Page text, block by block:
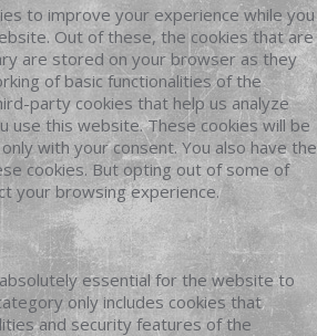
to improve your experience while you
Out of these, the cookies that are
are stored on your browser as they
of basic functionalities of the
party cookies that help us analyze
use this website. These cookies will be
with your consent. You also have the
cookies. But opting out of some of
your browsing experience.
essential for the website to
only includes cookies that
and security features of the